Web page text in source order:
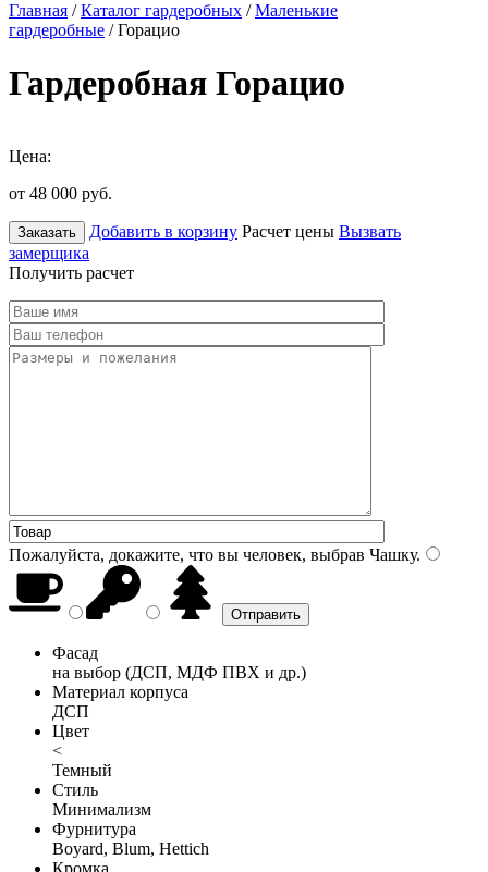
Главная /Каталог гардеробных /Маленькие
гардеробные / Горацио
Гардеробная Горацио
Цена:
от 48 000 руб.
Заказать Добавить в корзину Расчет цены Вызвать
замерщика
Получить расчет
Пожалуйста, докажите, что вы человек, выбрав Чашку.
Фасад
на выбор (ДСП, МДФ ПВХ и др.)
Материал корпуса
ДСП
Цвет
<
Темный
Стиль
Минимализм
Фурнитура
Boyard, Blum, Hettich
Кромка